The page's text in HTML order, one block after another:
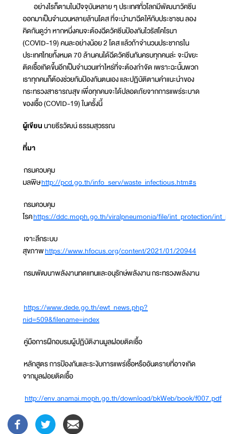
อย่างไรก็ตามในปัจจุบันหลาย ๆ ประเทศทั่วโลกมีพัฒนาวัคซีน
ออกมาเป็นจำนวนหลายล้านโดส ที่จะนำมาฉีดให้กับประชาชน ลอง
คิดกันดูว่า หากหนึ่งคนจะต้องฉีดวัคซีนป้องกันไวรัสโคโรนา
(COVID-19) คนละอย่างน้อย 2 โดส แล้วถ้าจำนวนประชากรใน
ประเทศไทยทั้งหมด 70 ล้านคนได้ฉีดวัคซีนกันครบทุกคนล่ะ จะมีขยะ
ติดเชื้อเกิดขึ้นอีกเป็นจำนวนเท่าไหร่ที่จะต้องกำจัด เพราะฉะนั้นพวก
เราทุกคนก็ต้องช่วยกันป้องกันตนเอง และปฏิบัติตามคำแนะนำของ
กระทรวงสาธารณสุข เพื่อทุกคนจะได้ปลอดภัยจากการแพร่ระบาด
ของเชื้อ (COVID-19) ในครั้งนี้
ผู้เขียนนายธีรวัฒน์ ธรรมสุวรรณ
ที่มา
กรมควบคุม
มลพิษhttp://pcd.go.th/info_serv/waste_infectious.htm#s
กรมควบคุม
โรคhttps://ddc.moph.go.th/viralpneumonia/file/int_protection/
เจาะลึกระบบ
สุขภาพhttps://www.hfocus.org/content/2021/01/20944
กรมพัฒนาพลังงานทดแทนและอนุรักษ์พลังงาน กระทรวงพลังงาน
https://www.dede.go.th/ewt_news.php?
nid=509&filename=index
คู่มือการฝึกอบรมผู้ปฏิบัติงานมูลฝอยติดเชื้อ
หลักสูตร การป้องกันและระงับการแพร่เชื้อหรืออันตรายที่อาจเกิด
จากมูลฝอยติดเชื้อ
http://env.anamai.moph.go.th/download/bkWeb/book/f007.pdf